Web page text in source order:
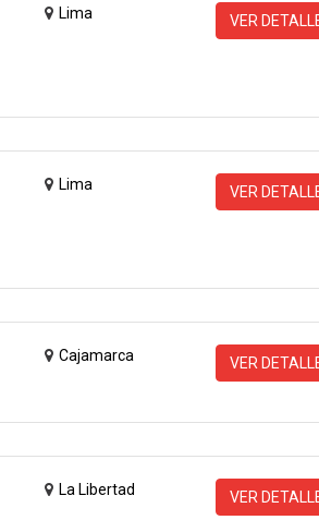
Lima VER
Lima VER
Cajamarca VER
La Libertad VER